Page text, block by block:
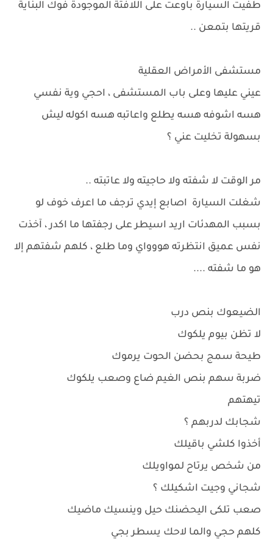
طفيت السيارة باوعت على اللافتة الموجودة فوك البناية
قريتها بتمعن ..
مستشفى الأمراض العقلية
عيني عليها وعلى باب المستشفى ، احجي وية نفسي
هسه اشوفه هسه يطلع واعاتبه هسه اكوله ليش
بسهولة تخليت عني ؟
مر الوقت لا شفته ولا حاجيته ولا عاتبته ..
شغلت السيارة اصابع إيدي ترجف ما اعرف خوف لو
بسبب المهدئات اريد اسيطر على رجفتها ما اكدر ، آخذت
نفس عميق انتظرته هووواي وما طلع ، كلهم شفتهم إلا
هو ما شفته ....
الضيعوك بنص درب
لا تظن بيوم يلكوك
طيحة سمج بحضن الحوت يرموك
ضربة سهم بنص الغيم ضاع وصعب يلكوك
تيهتهم
شجابك لدربهم ؟
أخذوا كلشي باقيلك
من شخص يرتاح لمواويلك
شجاني وجيت اشكيلك ؟
صعب تلكى اليحضنك حيل وينسيك ماضيك
كلهم حجي والما لاحك يسطر بجي